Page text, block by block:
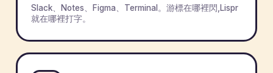
Slack、Notes、Figma、Terminal。游標在哪裡閃,Lispr
就在哪裡打字。